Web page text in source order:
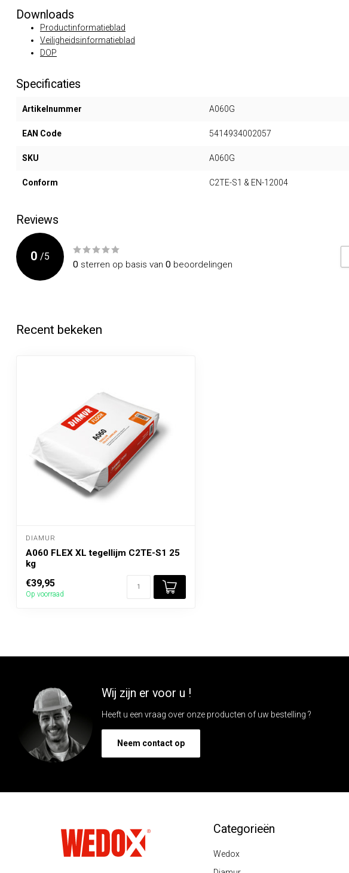
Downloads
Productinformatieblad
Veiligheidsinformatieblad
DOP
Specificaties
Artikelnummer A060G
EAN Code 5414934002057
SKU A060G
Conform C2TE-S1 & EN-12004
Reviews
0 /5
0 sterren op basis van 0 beoordelingen
Recent bekeken
DIAMUR
A060 FLEX XL tegellijm C2TE-S1 25
kg
€39,95
Op voorraad
Wij zijn er voor u !
Heeft u een vraag over onze producten of uw bestelling ?
Neem contact op
Categorieën
Wedox